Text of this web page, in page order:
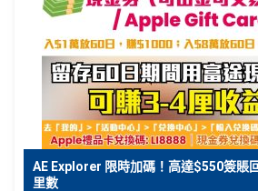
AE Explorer 限時加碼！高達$550簽賬
里數